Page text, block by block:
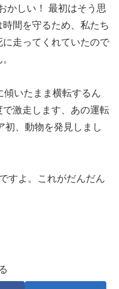
かしい！ 最初はそう思
間を守るため、私たち
走ってくれていたので
傾いたまま横転するん
激走します、あの運転
初、動物を発見しまし
すよ。これがだんだん